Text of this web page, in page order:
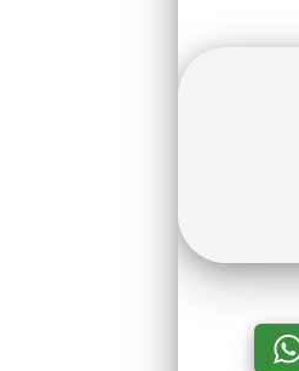
`